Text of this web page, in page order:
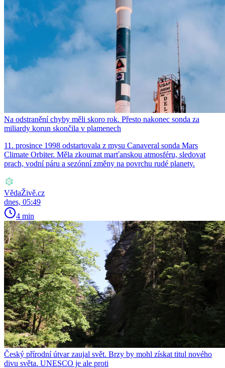
Na odstranění chyby měli skoro rok. Přesto nakonec sonda za
miliardy korun skončila v plamenech
11. prosince 1998 odstartovala z mysu Canaveral sonda Mars
Climate Orbiter. Měla zkoumat marťanskou atmosféru, sledovat
prach, vodní páru a sezónní změny na povrchu rudé planety.
VědaŽivě.cz
dnes, 05:49
4 min
Český přírodní útvar zaujal svět. Brzy by mohl získat titul nového
divu světa. UNESCO je ale proti